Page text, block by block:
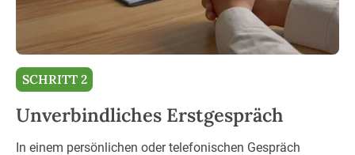
SCHRITT 2
Unverbindliches Erstgespräch
In einem persönlichen oder telefonischen Gespräch